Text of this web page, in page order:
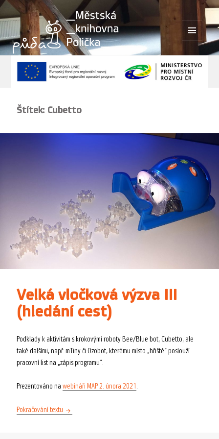
MENU
WIDGETY
Štítek: Cubetto
Velká vločková výzva III
(hledání cest)
Podklady k aktivitám s krokovými roboty Bee/Blue bot, Cubetto, ale
také dalšími, např. mTiny či Ozobot, kterému místo „hřiště“ poslouží
pracovní list na „zápis programu“.
Prezentováno nawebináři MAP 2. února 2021 .
Pokračování textu Velká vločková výzva III (hledání cest)